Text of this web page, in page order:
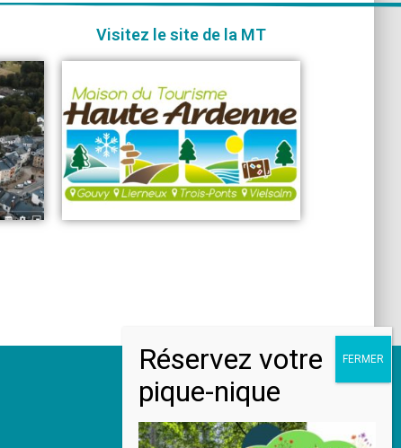
Visitez le site de la MT
+32 (0)80 21 50 52